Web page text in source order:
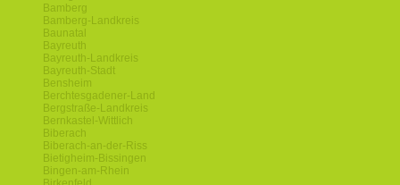
Bamberg
Bamberg-Landkreis
Baunatal
Bayreuth
Bayreuth-Landkreis
Bayreuth-Stadt
Bensheim
Berchtesgadener-Land
Bergstraße-Landkreis
Bernkastel-Wittlich
Biberach
Biberach-an-der-Riss
Bietigheim-Bissingen
Bingen-am-Rhein